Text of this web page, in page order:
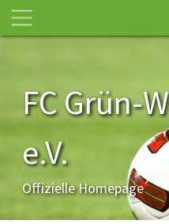
FC Grün-
e.V.
Offizielle Homepage